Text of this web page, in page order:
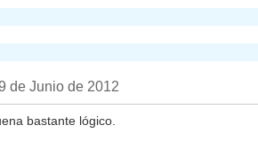
de Junio de 2012
bastante lógico.